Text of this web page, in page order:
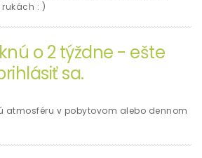
: )
o 2 týždne - ešte
sa.
atmosféru v pobytovom alebo dennom